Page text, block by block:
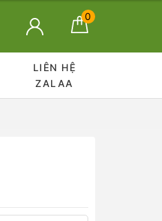
0
LIÊN HỆ
ZALAA